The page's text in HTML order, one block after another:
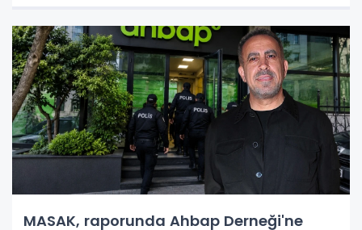
MASAK, raporunda Ahbap Derneği'ne